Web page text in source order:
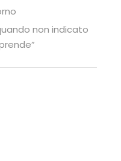
non indicato